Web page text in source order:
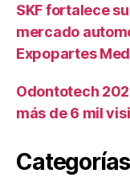
SKF fortalece
mercado
Expopartes
Odontotech
más de 6 mil
Categorías